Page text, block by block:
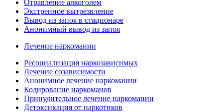
Отравление алкоголем
Экстренное вытрезвление
Вывод из запоя в стационаре
Анонимный вывод из запоя
Лечение наркомании
Ресоциализация наркозависимых
Лечение созависимости
Анонимное лечение наркомании
Кодирование наркоманов
Принудительное лечение наркомании
Детоксикация от наркотиков